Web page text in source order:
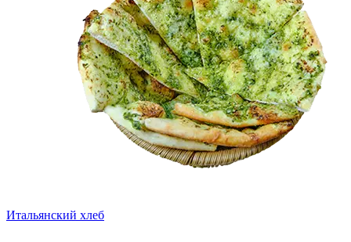
Итальянский хлеб